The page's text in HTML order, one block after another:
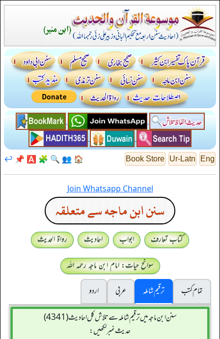
Eng
Ur-Latn
Book Store
🏠
👥
🔍
🧩
🅰️
📌
↩️
Join Whatsapp Channel
سنن ابن ماجه سے متعلقہ
کتاب تعارف ابواب احادیث
رواۃ الحدیث
سوانح حیات: امام ابن ماجہ رحمہ اللہ
تمام کتب
ترقیم شاملہ عربی
اردو
سنن ابن ماجہ میں ترقیم شاملہ سے تلاش کل احادیث (4341)
حدیث نمبر لکھیں: